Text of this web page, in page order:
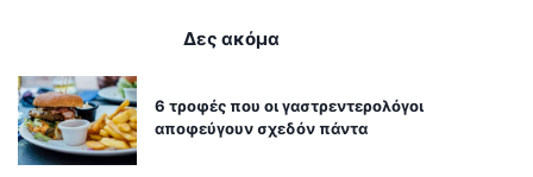
Δες ακόμα
6 τροφές που οι γαστρεντερολόγοι
αποφεύγουν σχεδόν πάντα